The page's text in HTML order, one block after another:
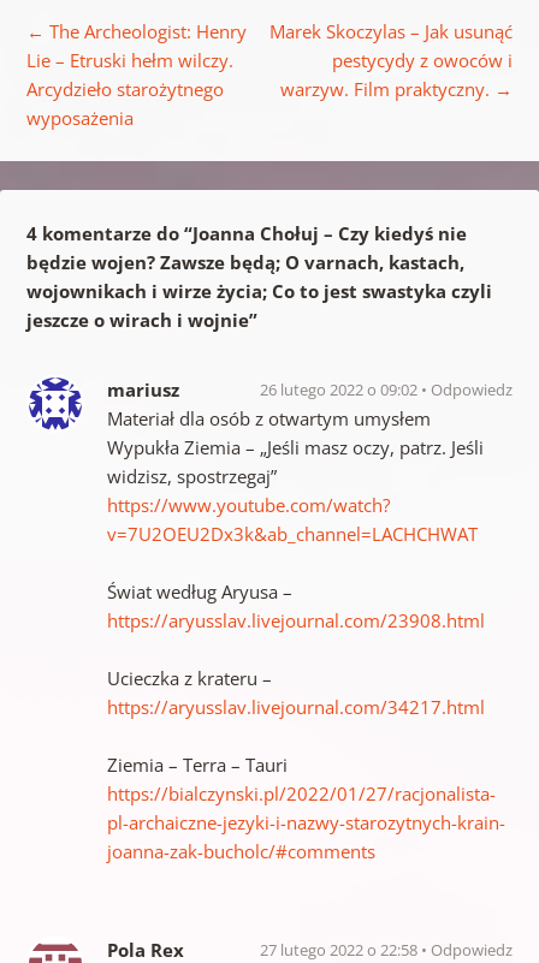
← The Archeologist: Henry
Lie – Etruski hełm wilczy.
Arcydzieło starożytnego
wyposażenia
Marek Skoczylas – Jak usunąć
pestycydy z owoców i
warzyw. Film praktyczny. →
4 komentarze do “Joanna Chołuj – Czy kiedyś nie
będzie wojen? Zawsze będą; O varnach, kastach,
wojownikach i wirze życia; Co to jest swastyka czyli
jeszcze o wirach i wojnie”
mariusz 26 lutego 2022 o 09:02 Odpowiedz
Materiał dla osób z otwartym umysłem
Wypukła Ziemia – „Jeśli masz oczy, patrz. Jeśli
widzisz, spostrzegaj”
https://www.youtube.com/watch?
v=7U2OEU2Dx3k&ab_channel=LACHCHWAT
Świat według Aryusa –
https://aryusslav.livejournal.com/23908.html
Ucieczka z krateru –
https://aryusslav.livejournal.com/34217.html
Ziemia – Terra – Tauri
https://bialczynski.pl/2022/01/27/racjonalista-
pl-archaiczne-jezyki-i-nazwy-starozytnych-krain-
joanna-zak-bucholc/#comments
Pola Rex 27 lutego 2022 o 22:58 Odpowiedz